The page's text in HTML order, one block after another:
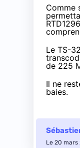
Comme
Le TS-
de 225
Il ne
baies.
Le 20 mars